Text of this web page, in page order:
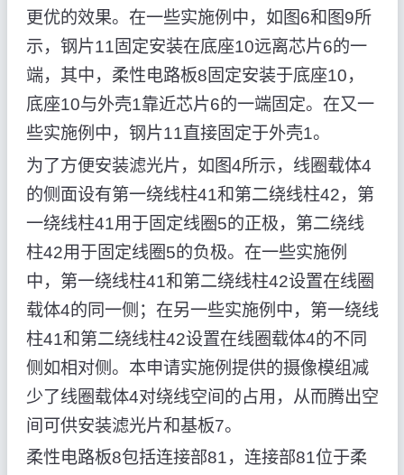
更优的效果。在一些实施例中，如图6和图9所
示，钢片11固定安装在底座10远离芯片6的一
端，其中，柔性电路板8固定安装于底座10，
底座10与外壳1靠近芯片6的一端固定。在又一
些实施例中，钢片11直接固定于外壳1。
为了方便安装滤光片，如图4所示，线圈载体4
的侧面设有第一绕线柱41和第二绕线柱42，第
一绕线柱41用于固定线圈5的正极，第二绕线
柱42用于固定线圈5的负极。在一些实施例
中，第一绕线柱41和第二绕线柱42设置在线圈
载体4的同一侧；在另一些实施例中，第一绕线
柱41和第二绕线柱42设置在线圈载体4的不同
侧如相对侧。本申请实施例提供的摄像模组减
少了线圈载体4对绕线空间的占用，从而腾出空
间可供安装滤光片和基板7。
柔性电路板8包括连接部81，连接部81位于柔